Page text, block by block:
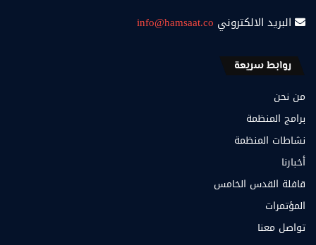
البريد الالكتروني info@hamsaat.co
روابط سريعة
من نحن
برامج المنظمة
نشاطات المنظمة
أخبارنا
قافلة القدس الخامس
المؤتمرات
تواصل معنا